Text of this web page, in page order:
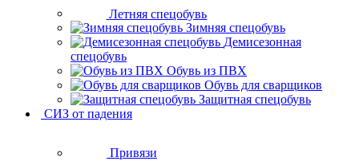
Летняя спецобувь
Зимняя спецобувь
Демисезонная
спецобувь
Обувь из ПВХ
Обувь для сварщиков
Защитная спецобувь
СИЗ от падения
Привязи